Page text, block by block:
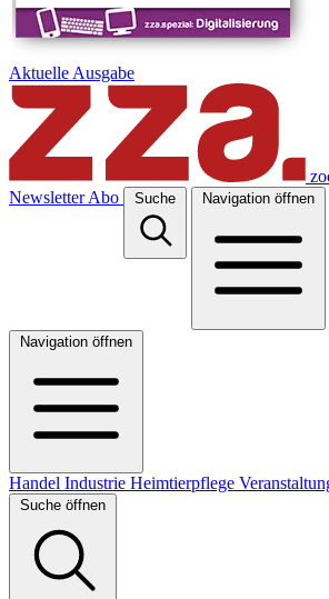
Aktuelle Ausgabe
Newsletter Abo Suche Navigation öffnen
Navigation öffnen
Handel Industrie Heimtierpflege
Suche öffnen